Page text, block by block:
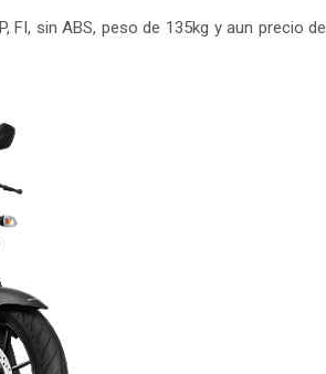
FI, sin ABS, peso de 135kg y aun precio de